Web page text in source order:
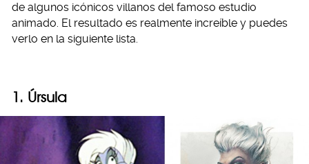
de algunos icónicos villanos del famoso estudio
animado. El resultado es realmente increíble y puedes
verlo en la siguiente lista.
1. Úrsula